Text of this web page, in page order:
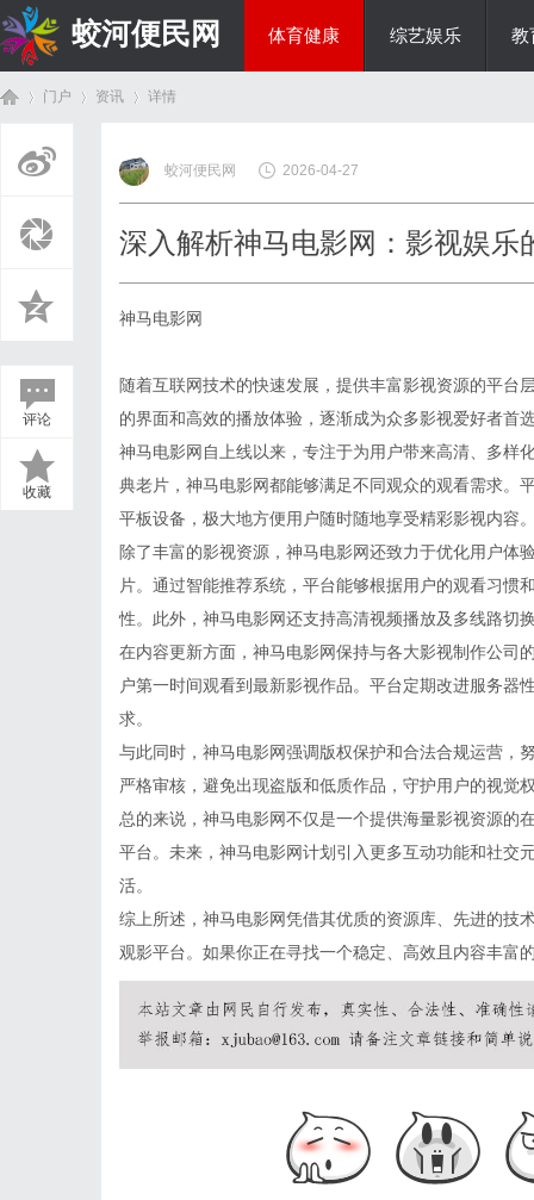
蛟河便民网 体育健康 综艺娱乐 教
门户 资讯
›
详情
评论
收藏
蛟河便民网 2026-04-27
深入解析神马电影网：影视娱乐
神马电影网
随着互联网技术的快速发展，提供丰富影视资源的平台
的界面和高效的播放体验，逐渐成为众多影视爱好者首
神马电影网自上线以来，专注于为用户带来高清、多样
典老片，神马电影网都能够满足不同观众的观看需求。
平板设备，极大地方便用户随时随地享受精彩影视内容
除了丰富的影视资源，神马电影网还致力于优化用户体
片。通过智能推荐系统，平台能够根据用户的观看习
性。此外，神马电影网还支持高清视频播放及多线路切
在内容更新方面，神马电影网保持与各大影视制作公司
户第一时间观看到最新影视作品。平台定期改进服务
求。
与此同时，神马电影网强调版权保护和合法合规运营，
严格审核，避免出现盗版和低质作品，守护用户的视觉
总的来说，神马电影网不仅是一个提供海量影视资源的
平台。未来，神马电影网计划引入更多互动功能和社交
活。
综上所述，神马电影网凭借其优质的资源库、先进的技
观影平台。如果你正在寻找一个稳定、高效且内容丰富